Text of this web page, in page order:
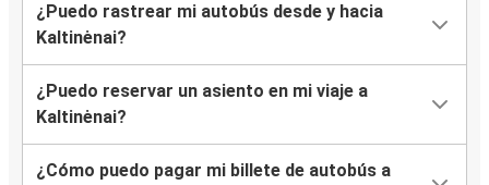
¿Puedo rastrear mi autobús desde y hacia
Kaltinėnai?
¿Puedo reservar un asiento en mi viaje a
Kaltinėnai?
¿Cómo puedo pagar mi billete de autobús a